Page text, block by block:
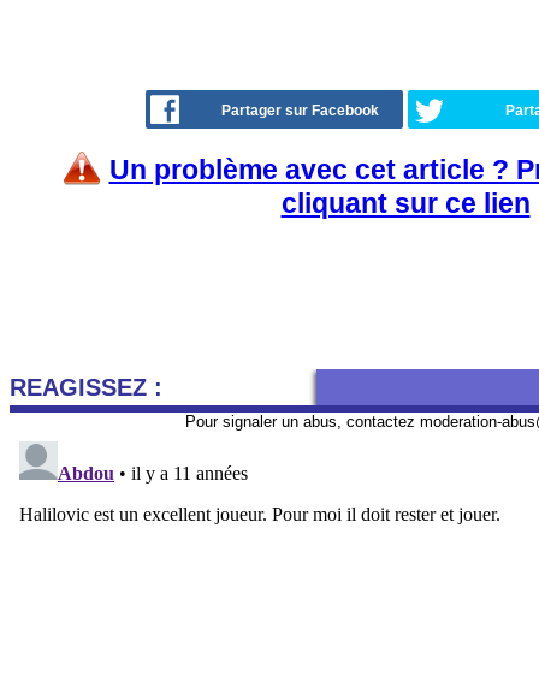
Partager sur Facebook
Un problème avec cet article ?
cliquant sur ce lien
REAGISSEZ :
Pour signaler un abus, contactez moderation-